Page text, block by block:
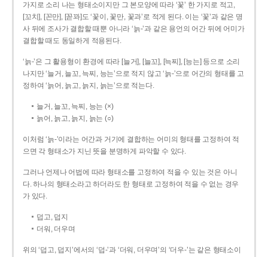
가지로 소리 나는 형태소이지만 그 본모양에 따라 ‘꽃’ 한 가지로 적고,
[꼬치], [꼰만], [꼳꽈]도 ‘꽃이, 꽃만, 꽃과’로 적게 된다. 이는 ‘꽃’과 같은 명
사 뒤에 조사가 결합할 때뿐 아니라 ‘늙-’과 같은 용언의 어간 뒤에 어미가
결합할 때도 동일하게 적용된다.
‘늙-’은 그 활용형이 환경에 따라 [늘거], [늘꼬], [늑찌], [능는] 등으로 소리
나지만 ‘늘거, 늘꼬, 늑찌, 능는’으로 적지 않고 ‘늙-’으로 어간의 형태를 고
정하여 ‘늙어, 늙고, 늙지, 늙는’으로 적는다.
늘거, 늘꼬, 늑찌, 능는 (×)
늙어, 늙고, 늙지, 늙는 (○)
이처럼 ‘늙-­’이라는 어간과 거기에 결합하는 어미의 형태를 고정하여 적
으면 각 형태소가 지닌 뜻을 분명하게 파악할 수 있다.
그러나 언제나 어법에 따라 형태소를 고정하여 적을 수 있는 것은 아니
다. 하나의 형태소라고 하더라도 한 형태로 고정하여 적을 수 없는 경우
가 있다.
덥고, 덥지
더워, 더우며
위의 ‘덥고, 덥지’에서의 ‘덥-­’과 ‘더워, 더우며’의 ‘더우-­’는 같은 형태소이